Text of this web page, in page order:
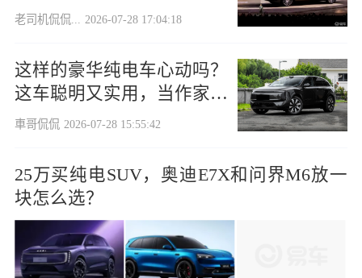
已全球领先
老司机侃侃... 2026-07-28 17:04:18
这样的豪华纯电车心动吗？
这车聪明又实用，当作家用
车正合适
車哥侃侃 2026-07-28 15:55:42
25万买纯电SUV，奥迪E7X和问界M6放一
块怎么选？